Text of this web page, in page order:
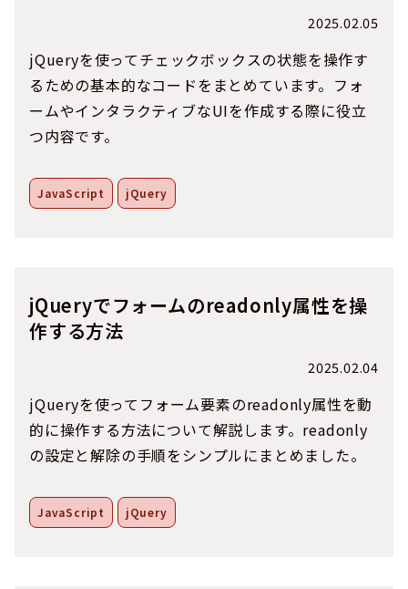
2025.02.05
jQueryを使ってチェックボックスの状態を操作す
るための基本的なコードをまとめています。フォ
ームやインタラクティブなUIを作成する際に役立
つ内容です。
JavaScript jQuery
jQueryでフォームのreadonly属性を操
作する方法
2025.02.04
jQueryを使ってフォーム要素のreadonly属性を動
的に操作する方法について解説します。readonly
の設定と解除の手順をシンプルにまとめました。
JavaScript jQuery